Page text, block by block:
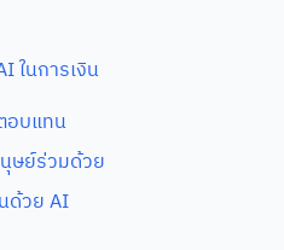
ในการเงิน
อบแทน
ษย์ร่วมด้วย
ด้วย AI